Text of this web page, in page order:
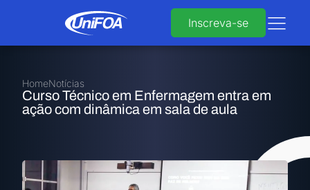
Inscreva-se
HomeNotícias
Curso Técnico em Enfermagem entra em
ação com dinâmica em sala de aula